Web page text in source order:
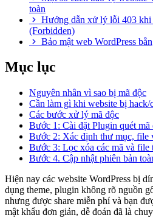
toàn
Hướng dẫn xử lý lỗi 403 khi
(Forbidden)
Bảo mật web WordPress
Mục lục
Nguyên nhân vì sao bị mã độc
Cần làm gì khi website bị hack/
Các bước xử lý mã độc
Bước 1: Cài đặt Plugin quét mã
Bước 2: Xác định thư mục, file
Bước 3: Lọc xóa các mã và file
Bước 4. Cập nhật phiên bản
Hiện nay các website WordPress bị
dụng theme, plugin không rõ nguồn
nhưng được share miễn phí và bạn
mật khẩu đơn giản, dễ đoán đã là